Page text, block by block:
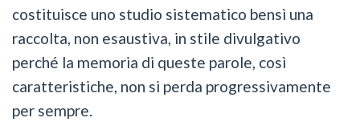
costituisce uno studio sistematico bensì una
raccolta, non esaustiva, in stile divulgativo
perché la memoria di queste parole, così
caratteristiche, non si perda progressivamente
per sempre.